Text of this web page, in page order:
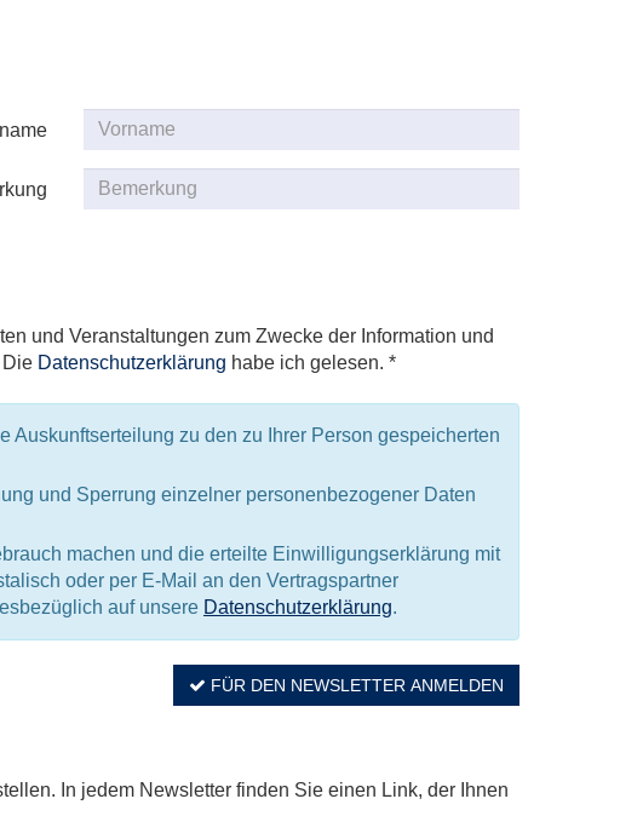
und Veranstaltungen zum Zwecke der Information und
Die Datenschutzerklärung habe ich gelesen. *
Auskunftserteilung zu den zu Ihrer Person gespeicherten
und Sperrung einzelner personenbezogener Daten
machen und die erteilte Einwilligungserklärung mit
oder per E-Mail an den Vertragspartner
auf unsere Datenschutzerklärung.
FÜR DEN NEWSLETTER ANMELDEN
In jedem Newsletter finden Sie einen Link, der Ihnen